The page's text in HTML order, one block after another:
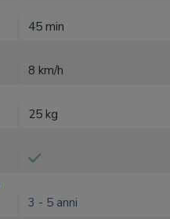
45 min
8 km/h
25 kg
3 - 5 anni